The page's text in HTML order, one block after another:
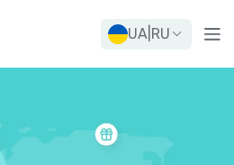
UA RU